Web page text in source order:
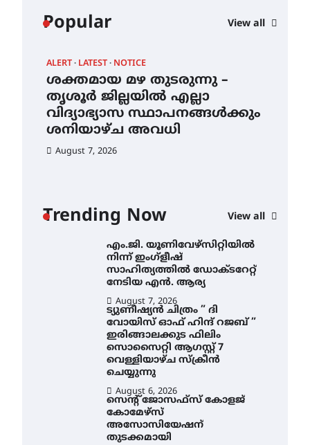
Popular View all
ALERT LATEST NOTICE
ശക്തമായ മഴ തുടരുന്നു –
തൃശൂർ ജില്ലയിൽ എല്ലാ
വിദ്യാഭ്യാസ സ്ഥാപനങ്ങൾക്കും
ശനിയാഴ്ച അവധി
August 7, 2026
Trending Now View all
എക്സ്പോയുമായി എസ്
August 6, 2026
സർഗ്ഗസാഹിതി-
കവിതാസംഗമം 2026 കവിതാ
ചർച്ച കാട്ടൂർ, ടി. കെ. ബാലൻ
ഹാളിൽ 16ന്
August 6, 2026
ശനിയാഴ്ച അവധി
എം.ജി. യൂണിവേഴ്‌സിറ്റിയിൽ
നിന്ന് ഇംഗ്ളീഷ്
സാഹിത്യത്തിൽ ഡോക്ടറേറ്റ്
നേടിയ എൻ. ആര്യ
August 7, 2026
ട്യുണീഷ്യൻ ചിത്രം ” ദി
വോയിസ് ഓഫ് ഹിന്ദ് റജബ് ”
ഇരിങ്ങാലക്കുട ഫിലിം
സൊസൈറ്റി ആഗസ്റ്റ് 7
വെള്ളിയാഴ്ച സ്‌ക്രീൻ
ചെയ്യുന്നു
August 6, 2026
സെന്റ് ജോസഫ്സ് കോളജ്
കോമേഴ്‌സ്
അസോസിയേഷന്
തുടക്കമായി